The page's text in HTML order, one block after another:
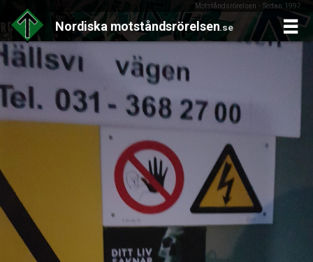
Motståndsrörelsen - Sedan 1997
Nordiska motståndsrörelsen.se
to
content